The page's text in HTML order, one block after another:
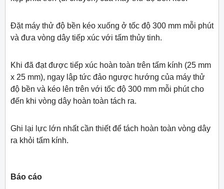
Đặt máy thử độ bền kéo xuống ở tốc độ 300 mm mỗi phút
và đưa vòng dây tiếp xúc với tấm thủy tinh.
Khi đã đạt được tiếp xúc hoàn toàn trên tấm kính (25 mm
x 25 mm), ngay lập tức đảo ngược hướng của máy thử
độ bền và kéo lên trên với tốc độ 300 mm mỗi phút cho
đến khi vòng dây hoàn toàn tách ra.
Ghi lại lực lớn nhất cần thiết để tách hoàn toàn vòng dây
ra khỏi tấm kính.
Báo cáo